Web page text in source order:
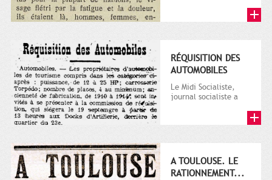
puis...
RÉQUISITION DES
AUTOMOBILES
Le Midi Socialiste,
journal socialiste a
A TOULOUSE. LE
RATIONNEMENT...